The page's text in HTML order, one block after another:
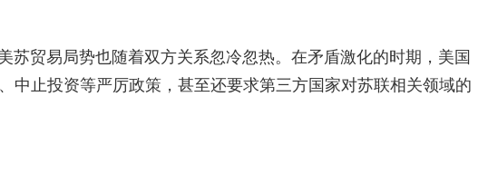
苏贸易局势也随着双方关系忽冷忽热。在矛盾激化的时期，美国
中止投资等严厉政策，甚至还要求第三方国家对苏联相关领域的